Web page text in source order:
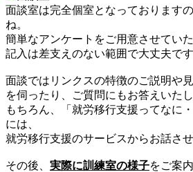
面談室は完全個室となっております
ね。
簡単なアンケートをご用意させてい
記入は差支えのない範囲で大丈夫で
面談ではリンクスの特徴のご説明や
を伺ったり、ご質問にもお答えいたし
もちろん、「就労移行支援ってなに
には、
就労移行支援のサービスからお話さ
その後、 実際に訓練室の様子をご案